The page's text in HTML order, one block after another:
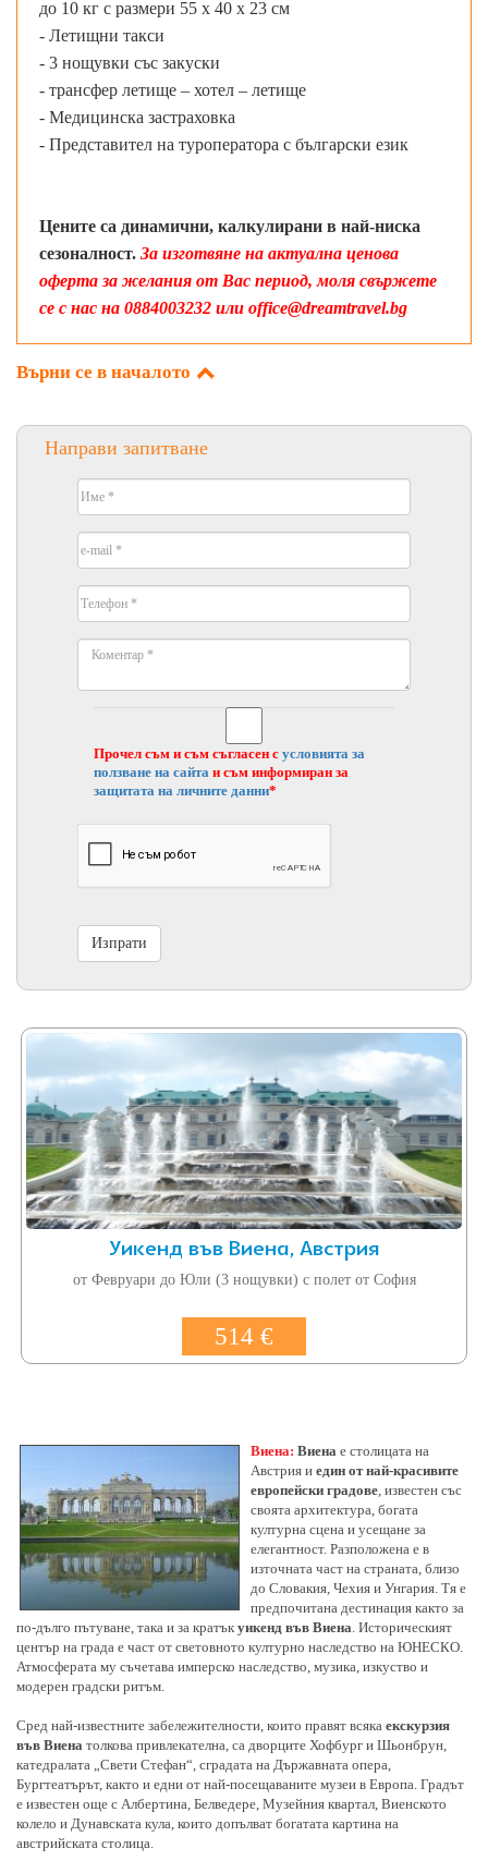
до 10 кг с размери 55 х 40 х 23 см
- Летищни такси
- 3 нощувки със закуски
- трансфер летище – хотел – летище
- Медицинска застраховка
- Представител на туроператора с български език
Цените са динамични, калкулирани в най-ниска
сезоналност. За изготвяне на актуална ценова
оферта за желания от Вас период, моля свържете
се с нас на 0884003232 или office@dreamtravel.bg
Върни се в началото
Направи запитване
Прочел съм и съм съгласен с условията за
ползване на сайта и съм информиран за
защитата на личните данни*
Уикенд във Виена, Австрия
от Февруари до Юли (3 нощувки) с полет от София
514 €
Виена: Виена е столицата на
Австрия и един от най-красивите
европейски градове, известен със
своята архитектура, богата
културна сцена и усещане за
елегантност. Разположена е в
източната част на страната, близо
до Словакия, Чехия и Унгария. Тя е
предпочитана дестинация както за
по-дълго пътуване, така и за кратък уикенд във Виена. Историческият
център на града е част от световното културно наследство на ЮНЕСКО.
Атмосферата му съчетава имперско наследство, музика, изкуство и
модерен градски ритъм.
Сред най-известните забележителности, които правят всяка екскурзия
във Виена толкова привлекателна, са дворците Хофбург и Шьонбрун,
катедралата „Свети Стефан“, сградата на Държавната опера,
Бургтеатърът, както и едни от най-посещаваните музеи в Европа. Градът
е известен още с Албертина, Белведере, Музейния квартал, Виенското
колело и Дунавската кула, които допълват богатата картина на
австрийската столица.